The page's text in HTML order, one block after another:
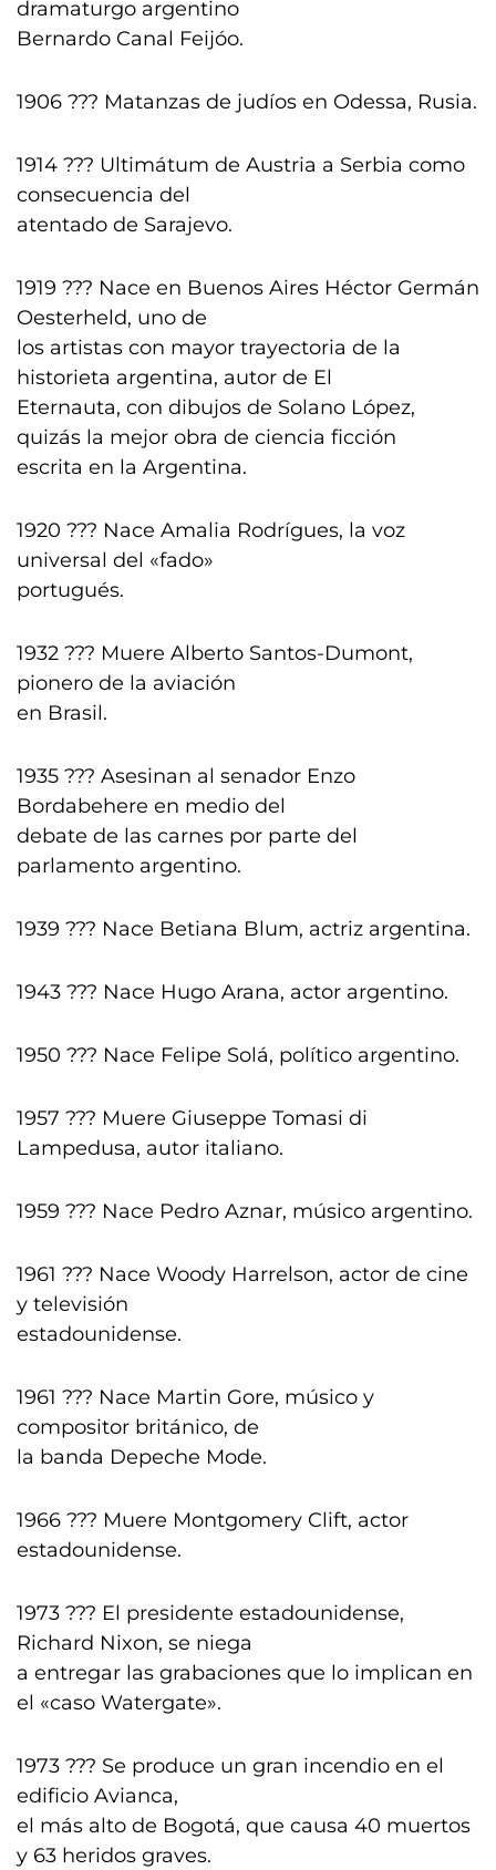
dramaturgo argentino
Bernardo Canal Feijóo.
1906 ??? Matanzas de judíos en Odessa, Rusia.
1914 ??? Ultimátum de Austria a Serbia como
consecuencia del
atentado de Sarajevo.
1919 ??? Nace en Buenos Aires Héctor Germán
Oesterheld, uno de
los artistas con mayor trayectoria de la
historieta argentina, autor de El
Eternauta, con dibujos de Solano López,
quizás la mejor obra de ciencia ficción
escrita en la Argentina.
1920 ??? Nace Amalia Rodrígues, la voz
universal del «fado»
portugués.
1932 ??? Muere Alberto Santos-Dumont,
pionero de la aviación
en Brasil.
1935 ??? Asesinan al senador Enzo
Bordabehere en medio del
debate de las carnes por parte del
parlamento argentino.
1939 ??? Nace Betiana Blum, actriz argentina.
1943 ??? Nace Hugo Arana, actor argentino.
1950 ??? Nace Felipe Solá, político argentino.
1957 ??? Muere Giuseppe Tomasi di
Lampedusa, autor italiano.
1959 ??? Nace Pedro Aznar, músico argentino.
1961 ??? Nace Woody Harrelson, actor de cine
y televisión
estadounidense.
1961 ??? Nace Martin Gore, músico y
compositor británico, de
la banda Depeche Mode.
1966 ??? Muere Montgomery Clift, actor
estadounidense.
1973 ??? El presidente estadounidense,
Richard Nixon, se niega
a entregar las grabaciones que lo implican en
el «caso Watergate».
1973 ??? Se produce un gran incendio en el
edificio Avianca,
el más alto de Bogotá, que causa 40 muertos
y 63 heridos graves.